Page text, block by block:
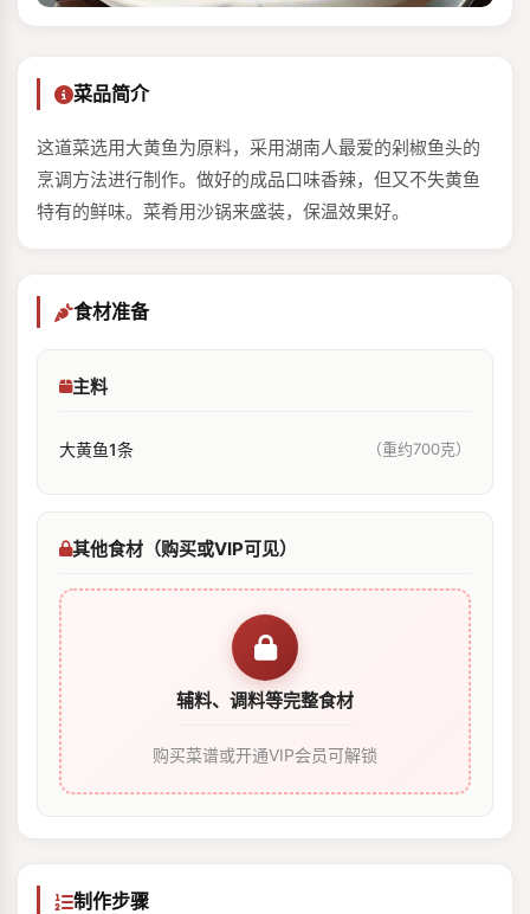
菜品简介
这道菜选用大黄鱼为原料，采用湖南人最爱的剁椒鱼头的
烹调方法进行制作。做好的成品口味香辣，但又不失黄鱼
特有的鲜味。菜肴用沙锅来盛装，保温效果好。
食材准备
主料
大黄鱼1条 （重约700克）
其他食材（购买或VIP可见）
辅料、调料等完整食材
购买菜谱或开通VIP会员可解锁
制作步骤